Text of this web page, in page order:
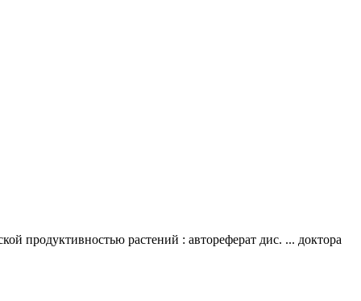
продуктивностью растений : автореферат дис. ... доктора